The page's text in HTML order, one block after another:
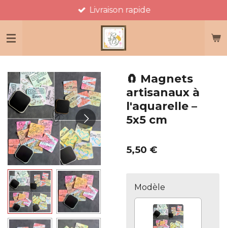
au
contenu
Livraison rapide
🧲 Magnets
artisanaux à
l'aquarelle –
5x5 cm
5,50 €
Modèle